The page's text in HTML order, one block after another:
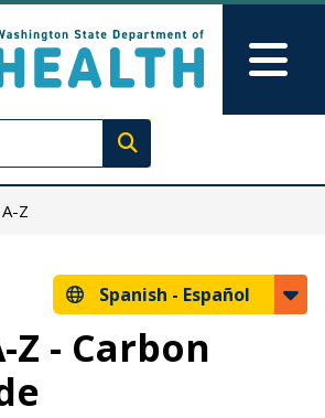
Execute search
Z
Spanish - Español
Z - Carbon